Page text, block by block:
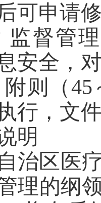
可申请
监督管
安全，
则（
行，文
明
自治区医
理的纲